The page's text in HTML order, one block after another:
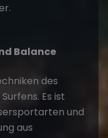
Balance
des
Es ist
und
aus